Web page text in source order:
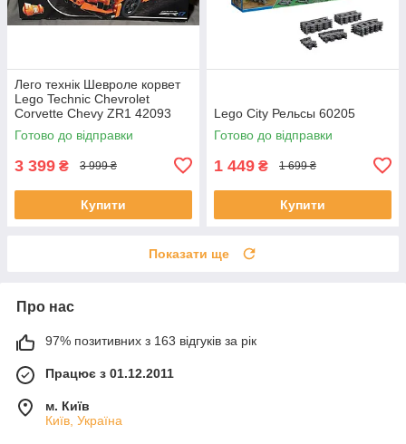
Лего технік Шевроле корвет
Lego Technic Chevrolet
Corvette Chevy ZR1 42093
Готово до відправки
3 399 ₴ 3 999 ₴
Купити
Lego City Рельсы 60205
Готово до відправки
1 449 ₴ 1 699 ₴
Купити
Показати ще
Про нас
97% позитивних з 163 відгуків за рік
Працює з 01.12.2011
м. Київ
Київ, Україна